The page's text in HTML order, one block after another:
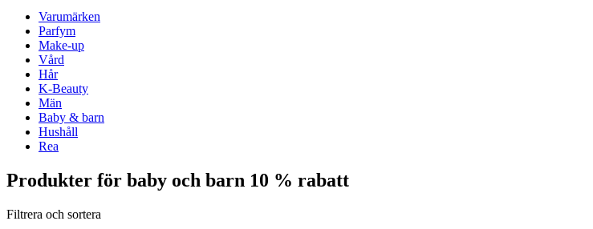
Varumärken
Parfym
Make-up
Vård
Hår
K-Beauty
Män
Baby & barn
Hushåll
Rea
Produkter för baby och barn 10 % rabatt
Filtrera och sortera